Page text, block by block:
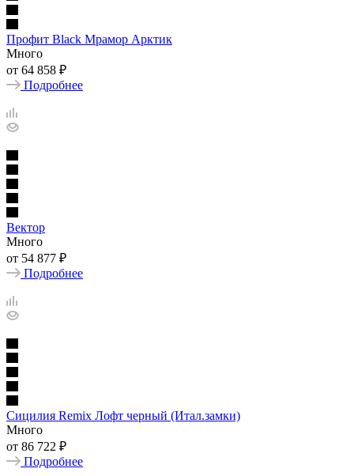
Профит Black Мрамор Арктик
Много
от 64 858 ₽
Подробнее
Вектор
Много
от 54 877 ₽
Подробнее
Сицилия Remix Лофт черный (Итал.замки)
Много
от 86 722 ₽
Подробнее